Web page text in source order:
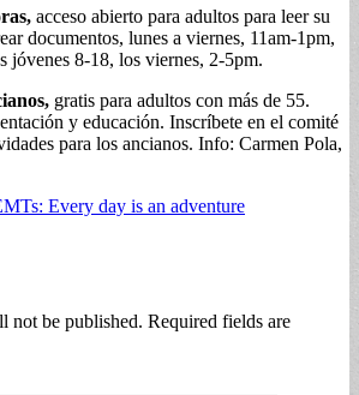
acceso abierto para adultos para leer su
documentos, lunes a viernes, 11am-1pm,
jóvenes 8-18, los viernes, 2-5pm.
gratis para adultos con más de 55.
y educación. Inscríbete en el comité
para los ancianos. Info: Carmen Pola,
Every day is an adventure
not be published. Required fields are